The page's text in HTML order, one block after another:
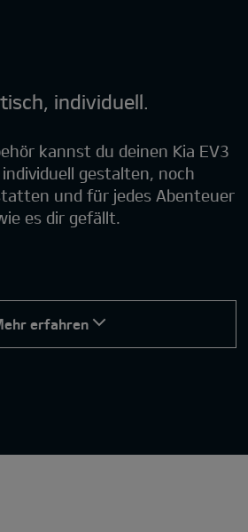
individuell.
kannst du deinen Kia EV3
gestalten, noch
und für jedes Abenteuer
es dir gefällt.
erfahren